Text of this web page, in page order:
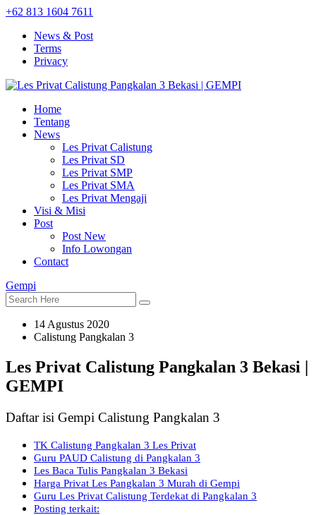
+62 813 1604 7611
News & Post
Terms
Privacy
Home
Tentang
News
Les Privat Calistung
Les Privat SD
Les Privat SMP
Les Privat SMA
Les Privat Mengaji
Visi & Misi
Post
Post New
Info Lowongan
Contact
Gempi
14 Agustus 2020
Calistung Pangkalan 3
Les Privat Calistung Pangkalan 3 Bekasi |
GEMPI
Daftar isi Gempi Calistung Pangkalan 3
TK Calistung Pangkalan 3 Les Privat
Guru PAUD Calistung di Pangkalan 3
Les Baca Tulis Pangkalan 3 Bekasi
Harga Privat Les Pangkalan 3 Murah di Gempi
Guru Les Privat Calistung Terdekat di Pangkalan 3
Posting terkait: